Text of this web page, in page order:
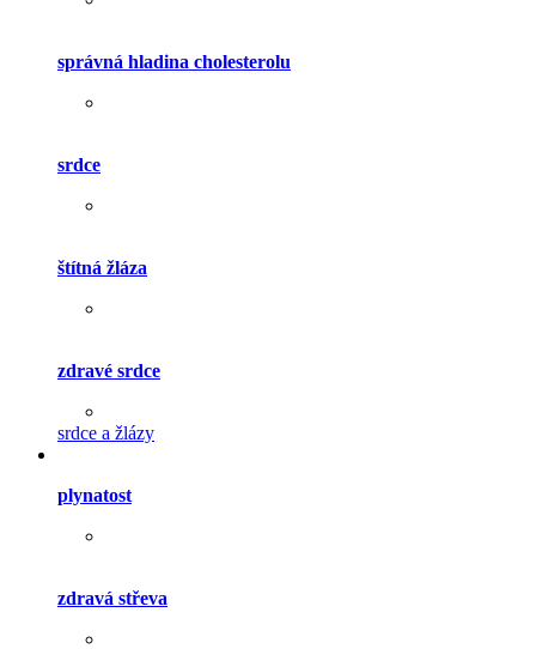
správná hladina cholesterolu
srdce
štítná žláza
zdravé srdce
srdce a žlázy
plynatost
zdravá střeva